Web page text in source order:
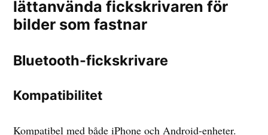
lättanvända fickskrivaren för
bilder som fastnar
Bluetooth-fickskrivare
Kompatibilitet
Kompatibel med både iPhone och Android-enheter.